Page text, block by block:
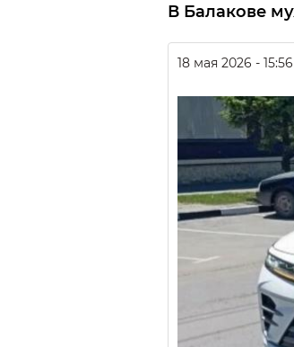
В Балакове
18 мая 2026 - 15:56